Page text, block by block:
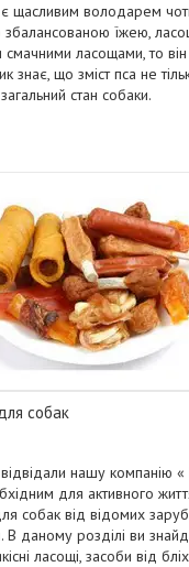
щасливим володарем
їжею,
смачними ласощами, то
знає, що зміст пса не
загальний стан собаки.
собак
нашу компанію
для активного
собак від відомих
даному розділі ви
ласощі, засоби від